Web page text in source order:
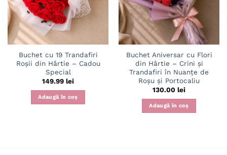
Buchet cu 19 Trandafiri
Roșii din Hârtie – Cadou
Special
149.99 lei
Adaugă în coș
Buchet Aniversar cu Flori
din Hârtie – Crini și
Trandafiri în Nuanțe de
Roșu și Portocaliu
130.00 lei
Adaugă în coș